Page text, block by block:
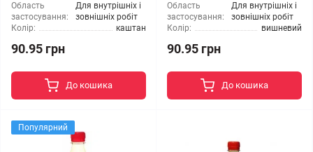
Область
застосування:
Для внутрішніх і
зовнішніх робіт
Колір:
каштан
90.95 грн
До кошика
Область
застосування:
Для внутрішніх і
зовнішніх робіт
Колір:
вишневий
90.95 грн
До кошика
Популярний